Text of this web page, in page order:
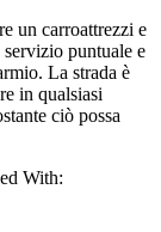
un carroattrezzi e
puntuale e
La strada è
in qualsiasi
ciò possa
With: